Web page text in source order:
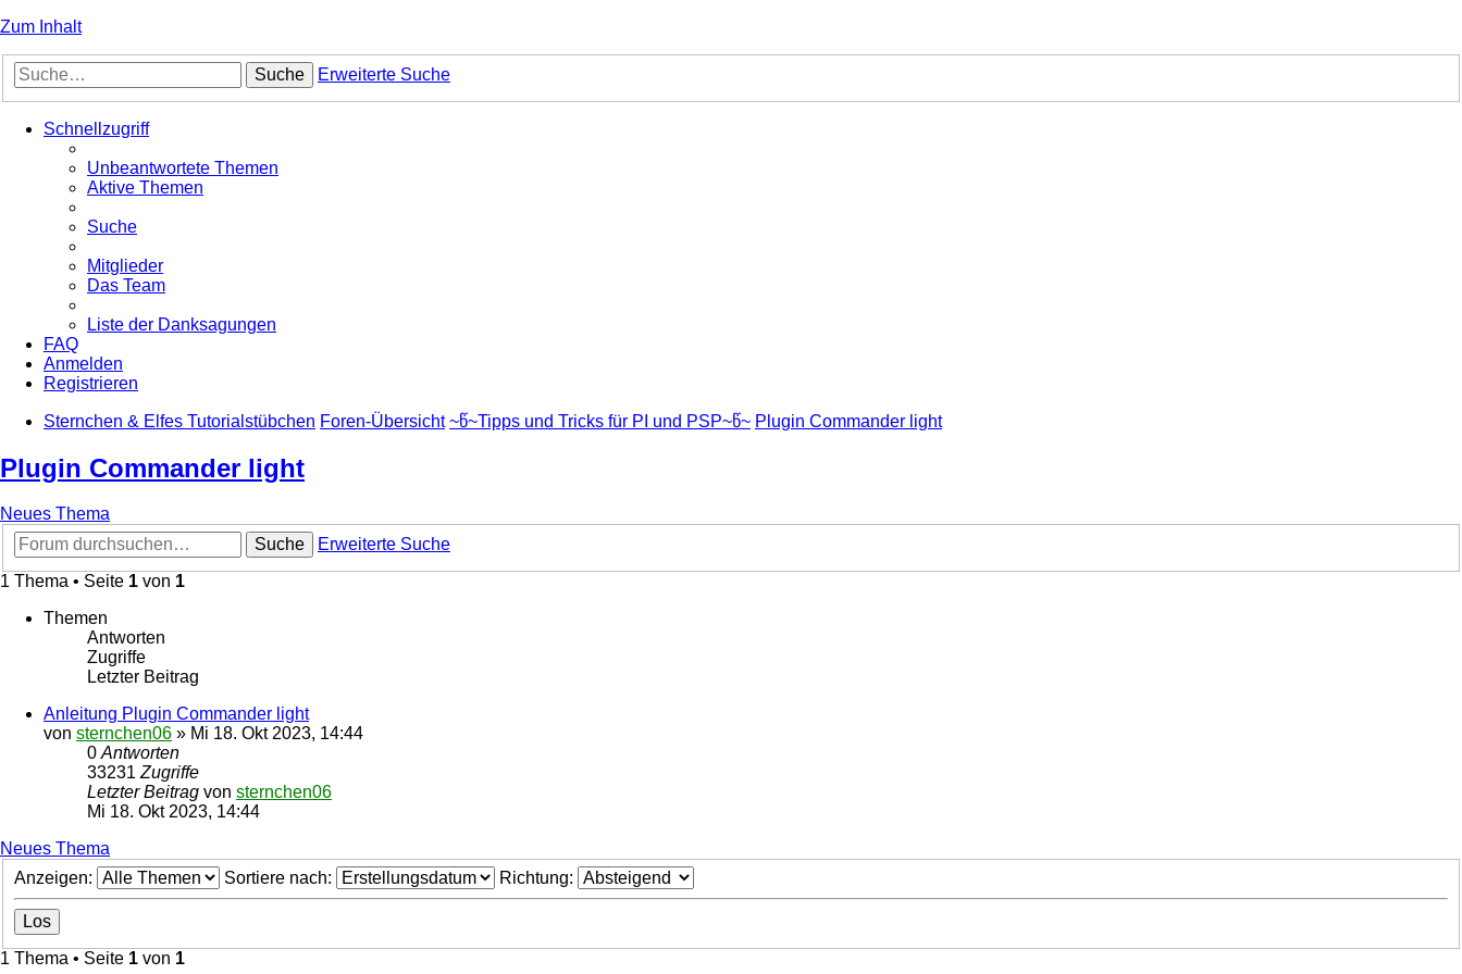
Zum Inhalt
Suche Erweiterte Suche
Schnellzugriff
Unbeantwortete Themen
Aktive Themen
Suche
Mitglieder
Das Team
Liste der Danksagungen
FAQ
Anmelden
Registrieren
Sternchen & Elfes Tutorialstübchen Foren-Übersicht ~წ~Tipps und Tricks für PI und PSP~წ~ Plugin Commander light
Plugin Commander light
Neues Thema
Suche
Erweiterte Suche
1 Thema • Seite 1 von 1
Themen
Antworten
Zugriffe
Letzter Beitrag
Anleitung Plugin Commander light
von sternchen06 » Mi 18. Okt 2023, 14:44
0 Antworten
33231 Zugriffe
Letzter Beitrag von sternchen06
Mi 18. Okt 2023, 14:44
Neues Thema
Anzeigen:
Sortiere nach: Richtung:
1 Thema • Seite 1 von 1